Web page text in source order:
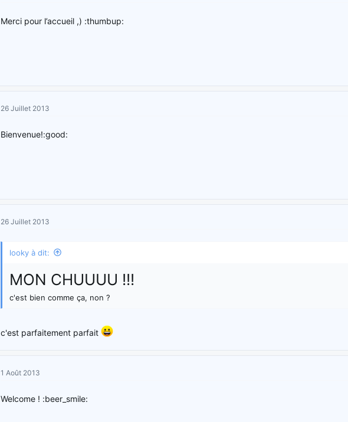
Merci pour l’accueil ,) :thumbup:
26 Juillet 2013
Bienvenue!:good:
26 Juillet 2013
looky à dit:
MON CHUUUU !!!
c'est bien comme ça, non ?
c'est parfaitement parfait
1 Août 2013
Welcome ! :beer_smile: